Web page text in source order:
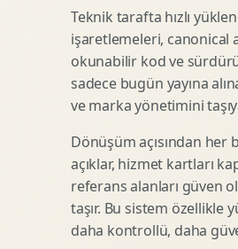
Kozmetik Ambalaj Tasarimi
E Ticaret Kutu Tasarimi
Ambalaj Mockup Tasarimi
Shopify Tasarim
Woocommerce Tasarim
Eticaret UX Optimizasyonu
Urun Sayfasi Tasarimi
Teknik tarafta hızlı
işaretlemeleri, canonical
okunabilir kod ve
sadece bugün yayına
ve marka yönetimini
Dönüşüm açısından
açıklar, hizmet kartları
referans alanları güven
taşır. Bu sistem özellikle
daha kontrollü, daha